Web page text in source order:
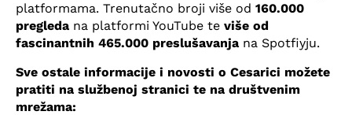
platformama. Trenutačno broji više od 160.000
pregleda na platformi YouTube te više od
fascinantnih 465.000 preslušavanja na Spotfiyju.
Sve ostale informacije i novosti o Cesarici možete
pratiti na službenoj stranici te na društvenim
mrežama: